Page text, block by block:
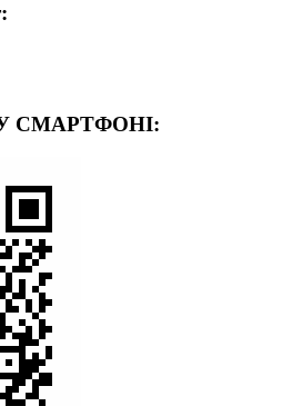
СМАРТФОНІ: